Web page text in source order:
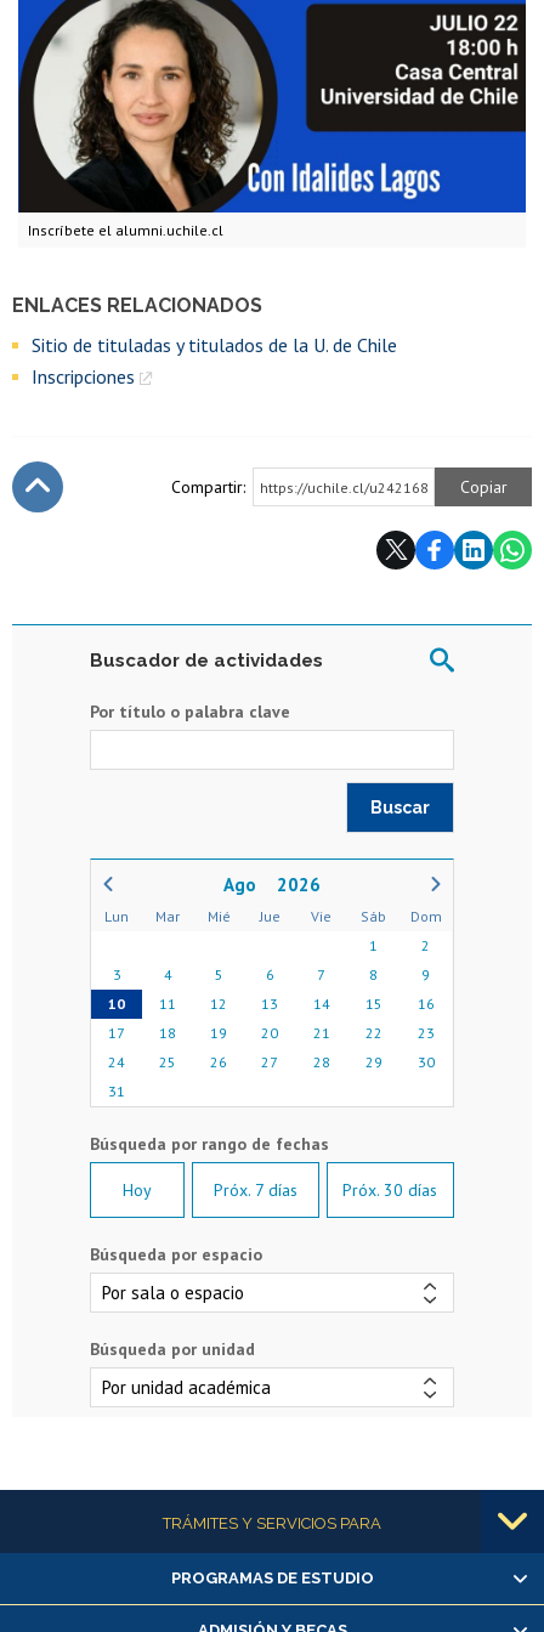
Inscríbete el alumni.uchile.cl
ENLACES RELACIONADOS
Sitio de tituladas y titulados de la U. de Chile
Inscripciones
Compartir: https://uchile.cl/u242168 Copiar
Buscador de actividades
Por título o palabra clave
2026
Lun Mar Mié Jue Vie Sáb
Dom
1
2
3
4 5 6 7 8
9
10
11 12 13 14 15
16
17
18 19 20 21 22
23
24
25 26 27 28 29
30
31
Hoy Próx. 7 días Próx. 30 días
Búsqueda por espacio
Búsqueda por unidad
Más informaciónTRÁMITES Y SERVICIOS PARA
Alumnas/os y exalumnas/os
Matrícula en línea
PROGRAMAS DE ESTUDIO